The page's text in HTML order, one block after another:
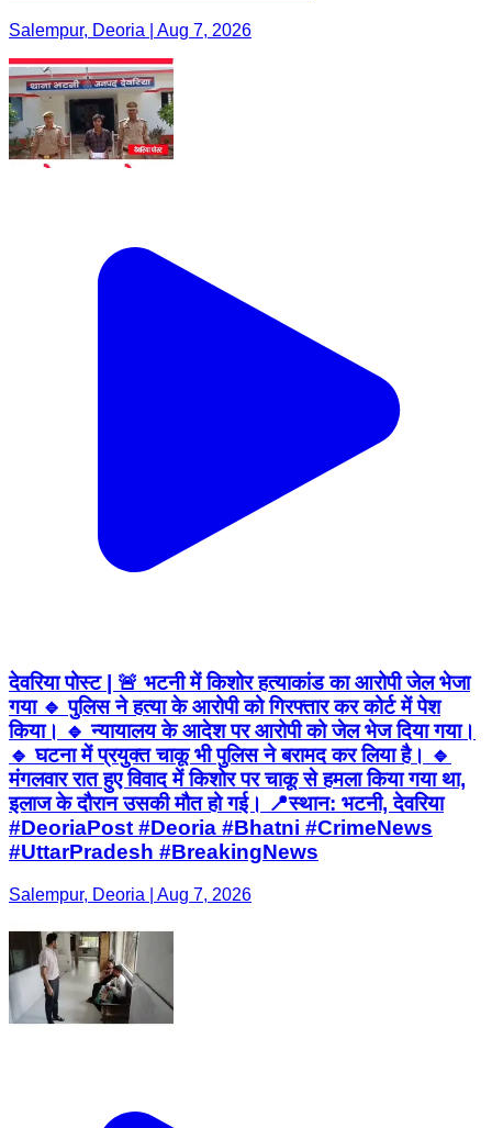
Salempur, Deoria | Aug 7, 2026
देवरिया पोस्ट | 🚨 भटनी में किशोर हत्याकांड का आरोपी जेल भेजा
गया 🔹 पुलिस ने हत्या के आरोपी को गिरफ्तार कर कोर्ट में पेश
किया। 🔹 न्यायालय के आदेश पर आरोपी को जेल भेज दिया गया।
🔹 घटना में प्रयुक्त चाकू भी पुलिस ने बरामद कर लिया है। 🔹
मंगलवार रात हुए विवाद में किशोर पर चाकू से हमला किया गया था,
इलाज के दौरान उसकी मौत हो गई। 📍स्थान: भटनी, देवरिया
#DeoriaPost #Deoria #Bhatni #CrimeNews
#UttarPradesh #BreakingNews
Salempur, Deoria | Aug 7, 2026